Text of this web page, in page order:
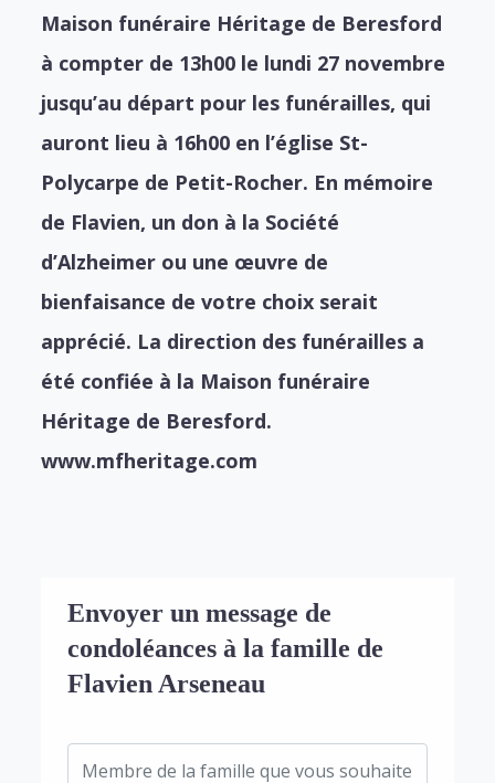
Maison funéraire Héritage de Beresford
à compter de 13h00 le lundi 27 novembre
jusqu’au départ pour les funérailles, qui
auront lieu à 16h00 en l’église St-
Polycarpe de Petit-Rocher. En mémoire
de Flavien, un don à la Société
d’Alzheimer ou une œuvre de
bienfaisance de votre choix serait
apprécié. La direction des funérailles a
été confiée à la Maison funéraire
Héritage de Beresford.
www.mfheritage.com
Envoyer un message de
condoléances à la famille de
Flavien Arseneau